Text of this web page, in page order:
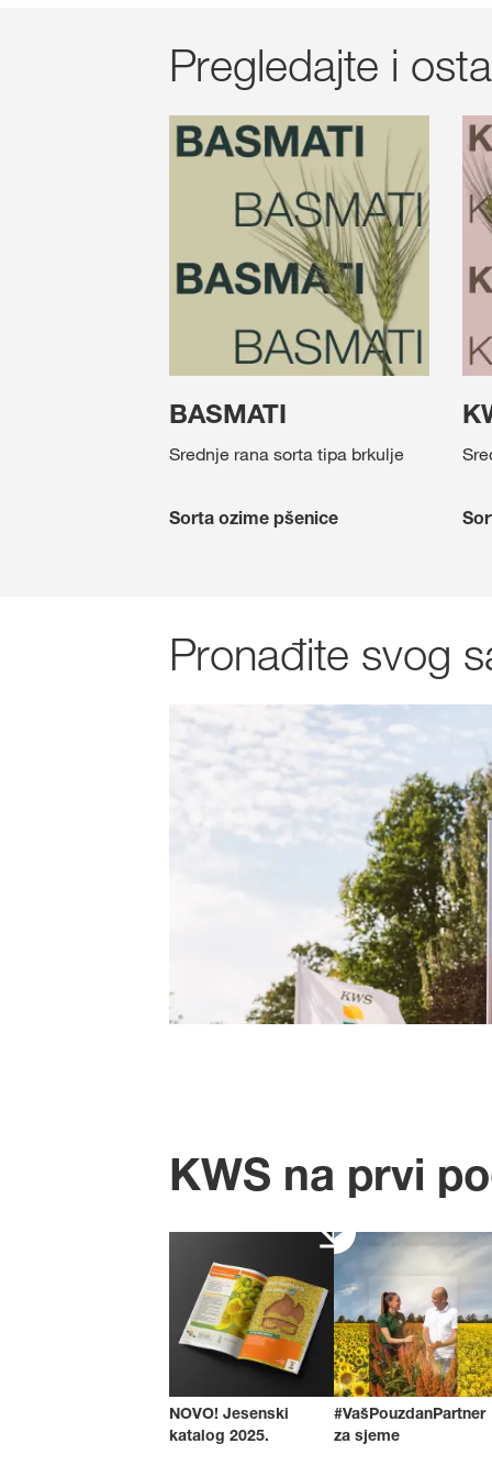
Pregledajte i
BASMATI
Srednje rana sorta tipa brkulje
Sorta ozime pšenice
Pronađite svog
KWS na prvi
NOVO! Jesenski
katalog 2025.
#VašPouzdanPartner
za sjeme